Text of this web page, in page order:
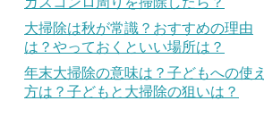
大掃除は秋が常識？おすすめの理由
は？やっておくといい場所は？
年末大掃除の意味は？子どもへの使え
方は？子どもと大掃除の狙いは？